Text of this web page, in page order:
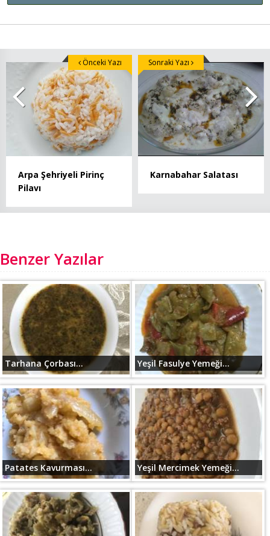
Arpa Şehriyeli Pirinç
Pilavı
Önceki Yazı
Karnabahar Salatası
Sonraki Yazı
Benzer Yazılar
Tarhana Çorbası... Yeşil Fasulye Yemeği...
Patates Kavurması... Yeşil Mercimek Yemeği...